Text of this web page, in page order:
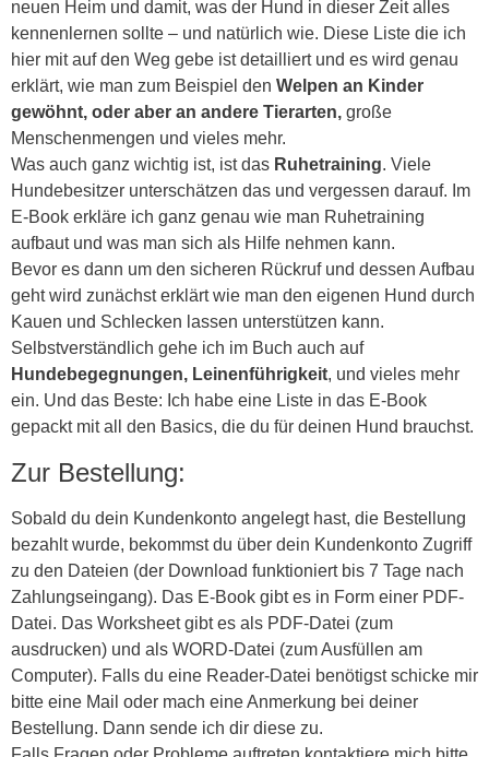
neuen Heim und damit, was der Hund in dieser Zeit alles
kennenlernen sollte – und natürlich wie. Diese Liste die ich
hier mit auf den Weg gebe ist detailliert und es wird genau
erklärt, wie man zum Beispiel den Welpen an Kinder
gewöhnt, oder aber an andere Tierarten, große
Menschenmengen und vieles mehr.
Was auch ganz wichtig ist, ist das Ruhetraining. Viele
Hundebesitzer unterschätzen das und vergessen darauf. Im
E-Book erkläre ich ganz genau wie man Ruhetraining
aufbaut und was man sich als Hilfe nehmen kann.
Bevor es dann um den sicheren Rückruf und dessen Aufbau
geht wird zunächst erklärt wie man den eigenen Hund durch
Kauen und Schlecken lassen unterstützen kann.
Selbstverständlich gehe ich im Buch auch auf
Hundebegegnungen, Leinenführigkeit, und vieles mehr
ein. Und das Beste: Ich habe eine Liste in das E-Book
gepackt mit all den Basics, die du für deinen Hund brauchst.
Zur Bestellung:
Sobald du dein Kundenkonto angelegt hast, die Bestellung
bezahlt wurde, bekommst du über dein Kundenkonto Zugriff
zu den Dateien (der Download funktioniert bis 7 Tage nach
Zahlungseingang). Das E-Book gibt es in Form einer PDF-
Datei. Das Worksheet gibt es als PDF-Datei (zum
ausdrucken) und als WORD-Datei (zum Ausfüllen am
Computer). Falls du eine Reader-Datei benötigst schicke mir
bitte eine Mail oder mach eine Anmerkung bei deiner
Bestellung. Dann sende ich dir diese zu.